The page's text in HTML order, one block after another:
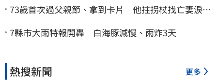
73歲首次過父親節、拿到卡片 他拄拐杖找亡妻淚：
今天好多人來幫我慶祝
7縣市大雨特報開轟 白海豚減慢、雨炸3天
熱搜新聞 更多